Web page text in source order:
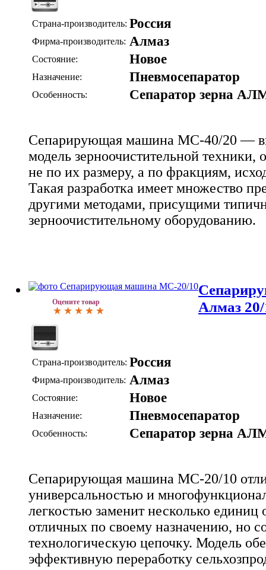
Страна-производитель: Россия
Фирма-производитель: Алмаз
Состояние: Новое
Назначение: Пневмосепаратор
Особенность: Сепаратор зерна
Сепарирующая машина МС-40/20 —
модель зерноочистительной
не по их размеру, а по фракциям,
Такая разработка имеет множество
другими методами, присущими
зерноочистительному оборудованию.
Оцените товар
Алмаз
Страна-производитель: Россия
Фирма-производитель: Алмаз
Состояние: Новое
Назначение: Пневмосепаратор
Особенность: Сепаратор зерна
Сепарирующая машина МС-20/10
универсальностью и
легкостью заменит несколько единиц
отличных по своему назначению, но
технологическую цепочку. Модель
эффективную переработку